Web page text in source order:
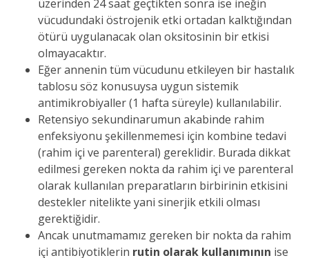
üzerinden 24 saat geçtikten sonra ise ineğin
vücudundaki östrojenik etki ortadan kalktığından
ötürü uygulanacak olan oksitosinin bir etkisi
olmayacaktır.
Eğer annenin tüm vücudunu etkileyen bir hastalık
tablosu söz konusuysa uygun sistemik
antimikrobiyaller (1 hafta süreyle) kullanılabilir.
Retensiyo sekundinarumun akabinde rahim
enfeksiyonu şekillenmemesi için kombine tedavi
(rahim içi ve parenteral) gereklidir. Burada dikkat
edilmesi gereken nokta da rahim içi ve parenteral
olarak kullanılan preparatların birbirinin etkisini
destekler nitelikte yani sinerjik etkili olması
gerektiğidir.
Ancak unutmamamız gereken bir nokta da rahim
içi antibiyotiklerin rutin olarak kullanımının ise